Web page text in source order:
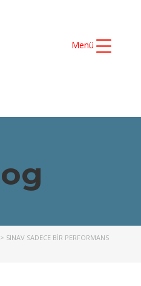
Menü
> SINAV SADECE BIR PERFORMANS